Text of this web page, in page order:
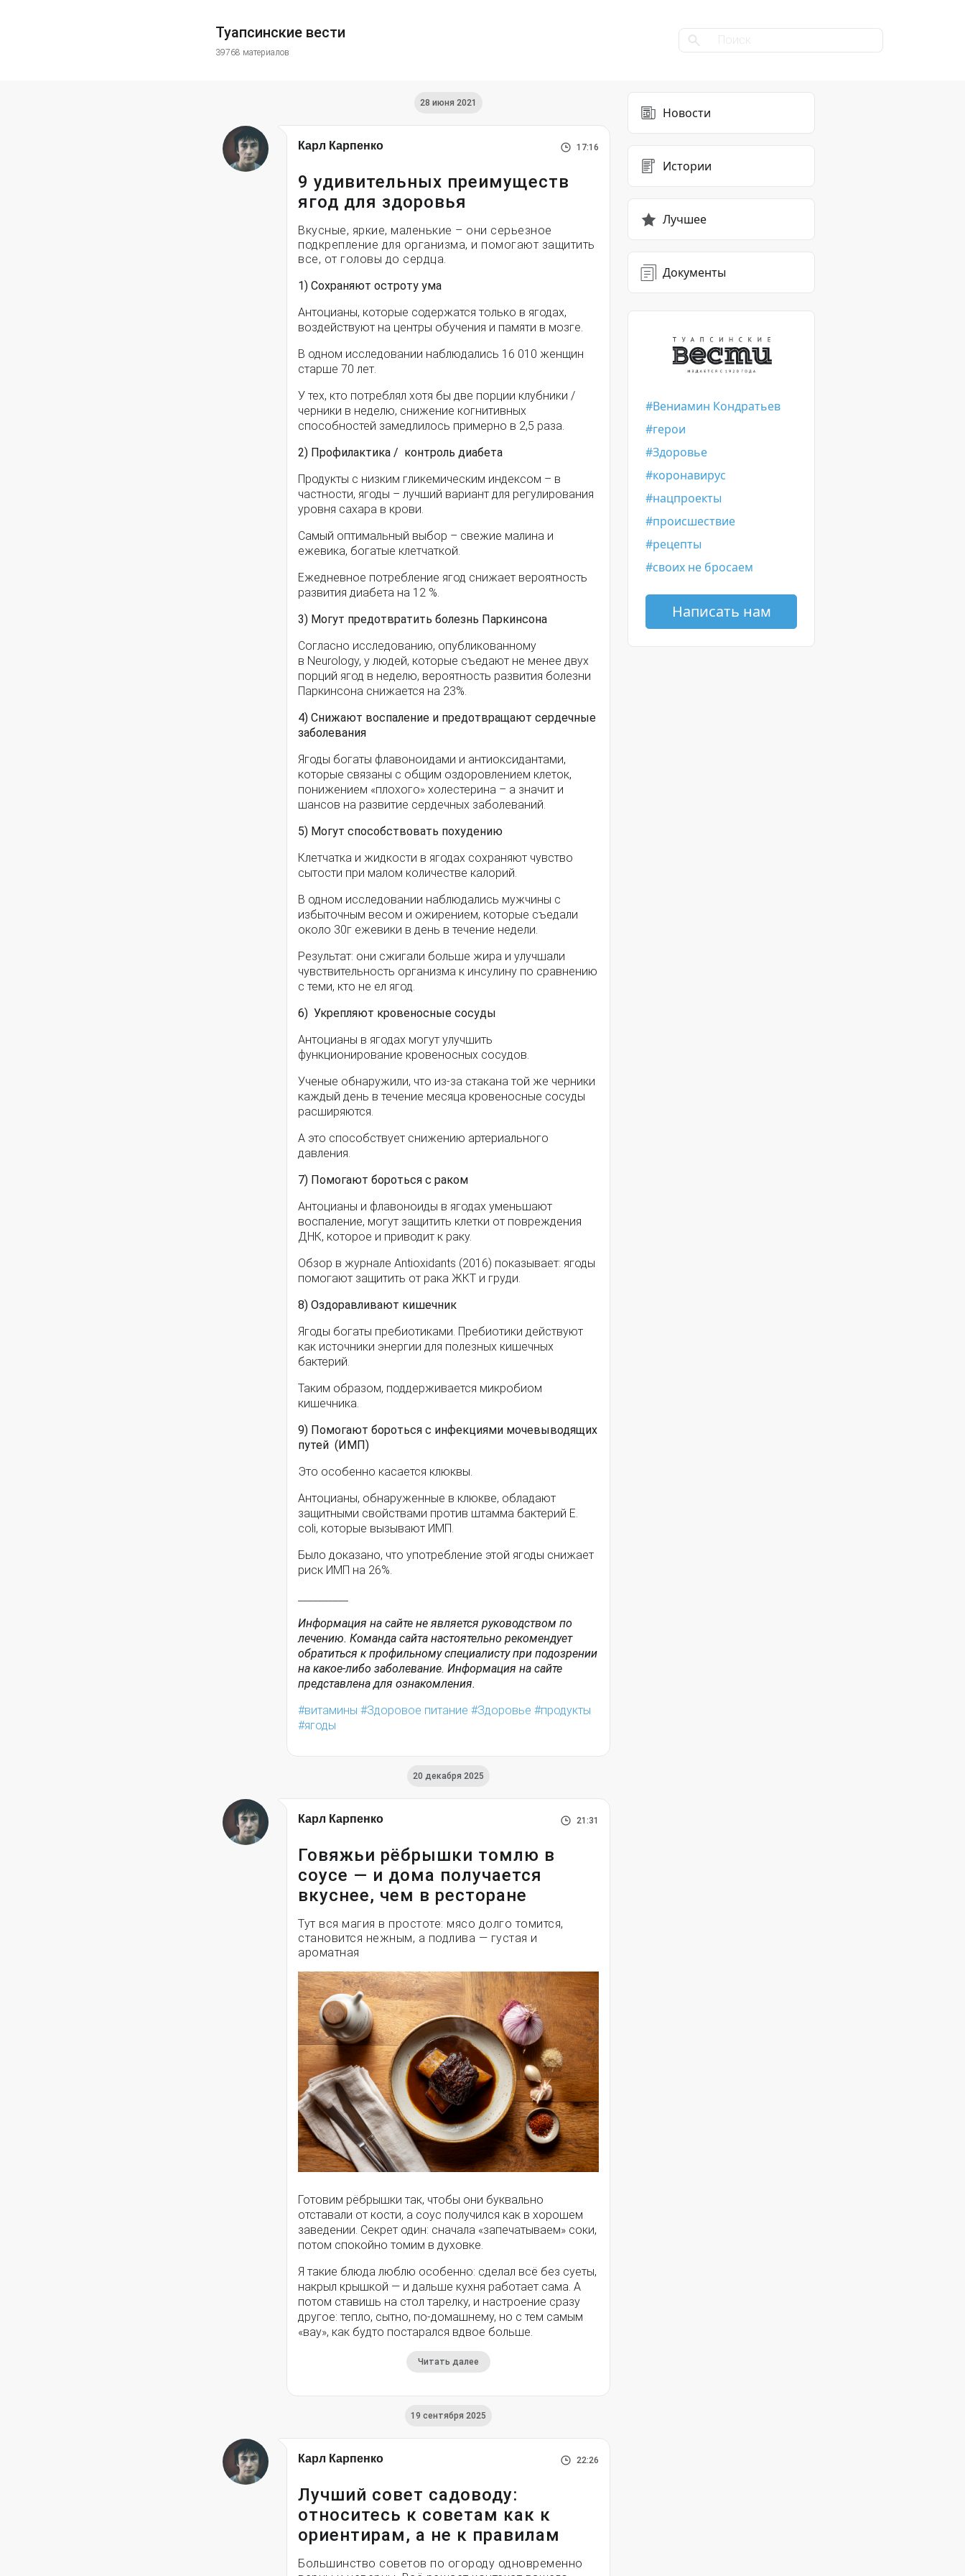
Туапсинские вести
39768 материалов
28 июня 2021
Карл Карпенко 17:16
9 удивительных преимуществ
ягод для здоровья
Вкусные, яркие, маленькие – они серьезное
подкрепление для организма, и помогают защитить
все, от головы до сердца.
1) Сохраняют остроту ума
Антоцианы, которые содержатся только в ягодах,
воздействуют на центры обучения и памяти в мозге.
В одном исследовании наблюдались 16 010 женщин
старше 70 лет.
У тех, кто потреблял хотя бы две порции клубники /
черники в неделю, снижение когнитивных
способностей замедлилось примерно в 2,5 раза.
2) Профилактика / контроль диабета
Продукты с низким гликемическим индексом – в
частности, ягоды – лучший вариант для регулирования
уровня сахара в крови.
Самый оптимальный выбор – свежие малина и
ежевика, богатые клетчаткой.
Ежедневное потребление ягод снижает вероятность
развития диабета на 12 %.
3) Могут предотвратить болезнь Паркинсона
Согласно исследованию, опубликованному
в Neurology, у людей, которые съедают не менее двух
порций ягод в неделю, вероятность развития болезни
Паркинсона снижается на 23%.
4) Снижают воспаление и предотвращают сердечные
заболевания
Ягоды богаты флавоноидами и антиоксидантами,
которые связаны с общим оздоровлением клеток,
понижением «плохого» холестерина – а значит и
шансов на развитие сердечных заболеваний.
5) Могут способствовать похудению
Клетчатка и жидкости в ягодах сохраняют чувство
сытости при малом количестве калорий.
В одном исследовании наблюдались мужчины с
избыточным весом и ожирением, которые съедали
около 30г ежевики в день в течение недели.
Результат: они сжигали больше жира и улучшали
чувствительность организма к инсулину по сравнению
с теми, кто не ел ягод.
6) Укрепляют кровеносные сосуды
Антоцианы в ягодах могут улучшить
функционирование кровеносных сосудов.
Ученые обнаружили, что из-за стакана той же черники
каждый день в течение месяца кровеносные сосуды
расширяются.
А это способствует снижению артериального
давления.
7) Помогают бороться с раком
Антоцианы и флавоноиды в ягодах уменьшают
воспаление, могут защитить клетки от повреждения
ДНК, которое и приводит к раку.
Обзор в журнале Antioxidants (2016) показывает: ягоды
помогают защитить от рака ЖКТ и груди.
8) Оздоравливают кишечник
Ягоды богаты пребиотиками. Пребиотики действуют
как источники энергии для полезных кишечных
бактерий.
Таким образом, поддерживается микробиом
кишечника.
9) Помогают бороться с инфекциями мочевыводящих
путей (ИМП)
Это особенно касается клюквы.
Антоцианы, обнаруженные в клюкве, обладают
защитными свойствами против штамма бактерий E.
coli, которые вызывают ИМП.
Было доказано, что употребление этой ягоды снижает
риск ИМП на 26%.
Информация на сайте не является руководством по
лечению. Команда сайта настоятельно рекомендует
обратиться к профильному специалисту при подозрении
на какое-либо заболевание. Информация на сайте
представлена для ознакомления.
витамины
Здоровое питание Здоровье
продукты
ягоды
20 декабря 2025
Карл Карпенко 21:31
Говяжьи рёбрышки томлю в
соусе — и дома получается
вкуснее, чем в ресторане
Тут вся магия в простоте: мясо долго томится,
становится нежным, а подлива — густая и
ароматная
Готовим рёбрышки так, чтобы они буквально
отставали от кости, а соус получился как в хорошем
заведении. Секрет один: сначала «запечатываем» соки,
потом спокойно томим в духовке.
Я такие блюда люблю особенно: сделал всё без суеты,
накрыл крышкой — и дальше кухня работает сама. А
потом ставишь на стол тарелку, и настроение сразу
другое: тепло, сытно, по-домашнему, но с тем самым
«вау», как будто постарался вдвое больше.
Читать далее
19 сентября 2025
Карл Карпенко 22:26
Лучший совет садоводу:
относитесь к советам как к
ориентирам, а не к правилам
Большинство советов по огороду одновременно
Новости
Истории
Лучшее
Документы
Вениамин Кондратьев
герои
Здоровье
коронавирус
нацпроекты
происшествие
рецепты
своих не бросаем
Написать нам